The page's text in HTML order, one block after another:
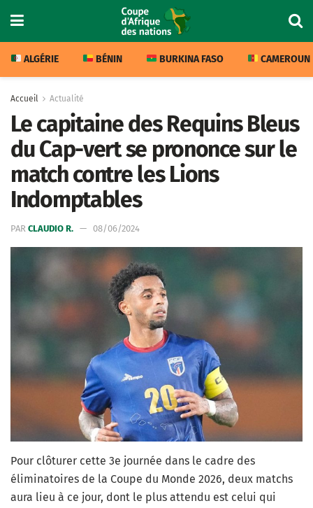
ALGÉRIE BÉNIN BURKINA FASO CAMEROUN
Accueil Actualité
Le capitaine des Requins Bleus
du Cap-vert se prononce sur le
match contre les Lions
Indomptables
PAR CLAUDIO R. 08/06/2024
Pour clôturer cette 3e journée dans le cadre des
éliminatoires de la Coupe du Monde 2026, deux matchs
aura lieu à ce jour, dont le plus attendu est celui qui